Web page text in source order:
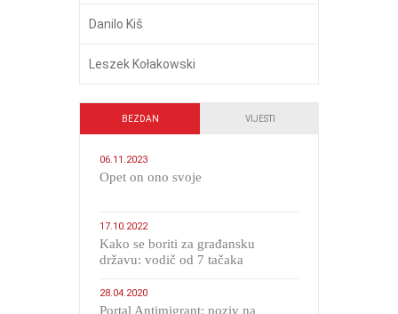
Danilo Kiš
Leszek Kołakowski
BEZDAN VIJESTI
06.11.2023
​Opet on ono svoje
17.10.2022
Kako se boriti za građansku
državu: vodič od 7 tačaka
28.04.2020
Portal Antimigrant: poziv na